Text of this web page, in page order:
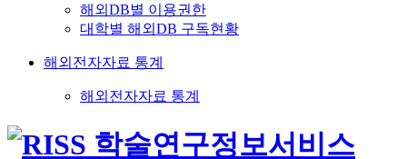
해외DB별 이용권한
대학별 해외DB 구독현황
해외전자자료 통계
해외전자자료 통계